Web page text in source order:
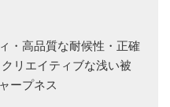
・高品質な耐候性・正確
リエイティブな浅い被
ープネス